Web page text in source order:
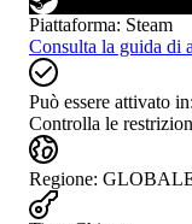
Piattaforma: Steam
Consulta la guida di
Può essere attivato in:
Controlla le
Regione: